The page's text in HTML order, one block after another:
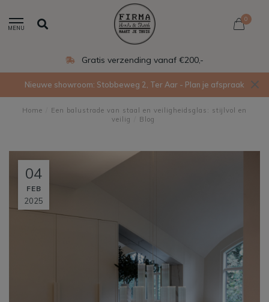
MENU
0
Gratis verzending vanaf €200,-
Nieuwe showroom: Stobbeweg 2, Ter Aar - Plan je afspraak
Home
Een balustrade van staal en veiligheidsglas: stijlvol en
veilig
Blog
04
FEB
2025